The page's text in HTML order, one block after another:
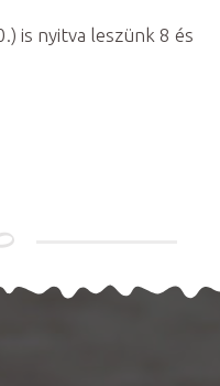
is nyitva leszünk 8 és